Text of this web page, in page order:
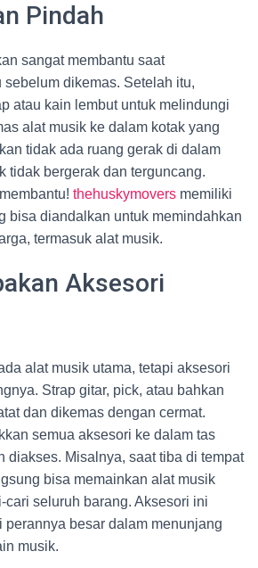
Pindah
sangat membantu saat
sebelum dikemas. Setelah itu,
atau kain lembut untuk melindungi
alat musik ke dalam kotak yang
tidak ada ruang gerak di dalam
tidak bergerak dan terguncang.
thehuskymovers memiliki
bisa diandalkan untuk memindahkan
termasuk alat musik.
Aksesori
alat musik utama, tetapi aksesori
Strap gitar, pick, atau bahkan
dan dikemas dengan cermat.
semua aksesori ke dalam tas
diakses. Misalnya, saat tiba di tempat
bisa memainkan alat musik
cari seluruh barang. Aksesori ini
perannya besar dalam menunjang
musik.